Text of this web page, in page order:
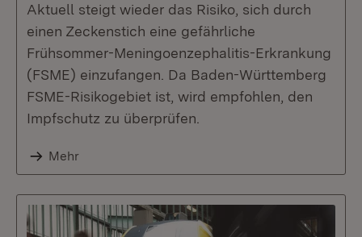
Aktuell steigt wieder das Risiko, sich durch
einen Zeckenstich eine gefährliche
Frühsommer-Meningoenzephalitis-Erkrankung
(FSME) einzufangen. Da Baden-Württemberg
FSME-Risikogebiet ist, wird empfohlen, den
Impfschutz zu überprüfen.
Mehr